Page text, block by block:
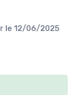
le 12/06/2025